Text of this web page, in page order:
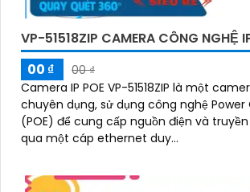
VP-51518ZIP CAMERA CÔNG NGHỆ
00 ₫
00 ₫
Camera IP POE VP-51518ZIP là một
chuyên dụng, sử dụng công nghệ Power
(POE) để cung cấp nguồn điện và
qua một cáp ethernet duy...